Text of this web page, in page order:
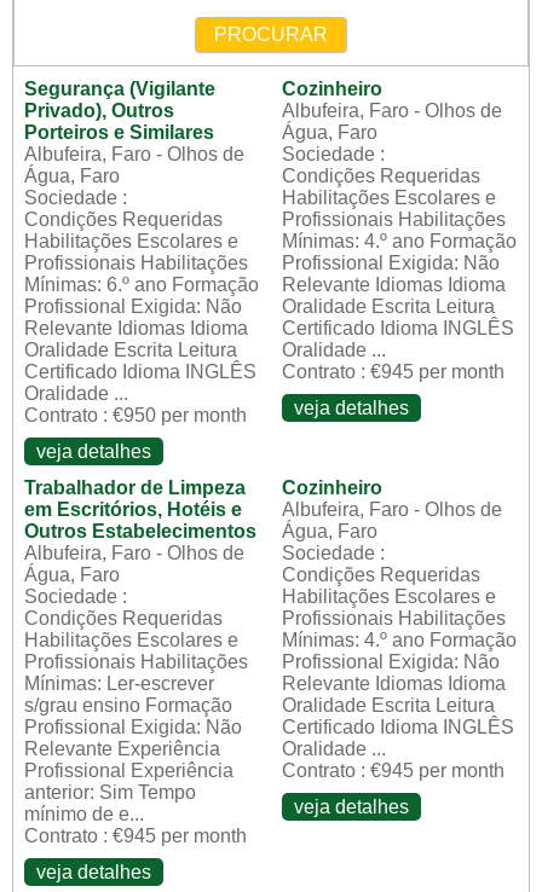
PROCURAR
Segurança (Vigilante
Privado), Outros
Porteiros e Similares
Albufeira, Faro - Olhos de
Água, Faro
Sociedade :
Condições Requeridas
Habilitações Escolares e
Profissionais Habilitações
Mínimas: 6.º ano Formação
Profissional Exigida: Não
Relevante Idiomas Idioma
Oralidade Escrita Leitura
Certificado Idioma INGLÊS
Oralidade ...
Contrato : €950 per month
veja detalhes
Cozinheiro
Albufeira, Faro - Olhos de
Água, Faro
Sociedade :
Condições Requeridas
Habilitações Escolares e
Profissionais Habilitações
Mínimas: 4.º ano Formação
Profissional Exigida: Não
Relevante Idiomas Idioma
Oralidade Escrita Leitura
Certificado Idioma INGLÊS
Oralidade ...
Contrato : €945 per month
veja detalhes
Trabalhador de Limpeza
em Escritórios, Hotéis e
Outros Estabelecimentos
Albufeira, Faro - Olhos de
Água, Faro
Sociedade :
Condições Requeridas
Habilitações Escolares e
Profissionais Habilitações
Mínimas: Ler-escrever
s/grau ensino Formação
Profissional Exigida: Não
Relevante Experiência
Profissional Experiência
anterior: Sim Tempo
mínimo de e...
Contrato : €945 per month
veja detalhes
Cozinheiro
Albufeira, Faro - Olhos de
Água, Faro
Sociedade :
Condições Requeridas
Habilitações Escolares e
Profissionais Habilitações
Mínimas: 4.º ano Formação
Profissional Exigida: Não
Relevante Idiomas Idioma
Oralidade Escrita Leitura
Certificado Idioma INGLÊS
Oralidade ...
Contrato : €945 per month
veja detalhes